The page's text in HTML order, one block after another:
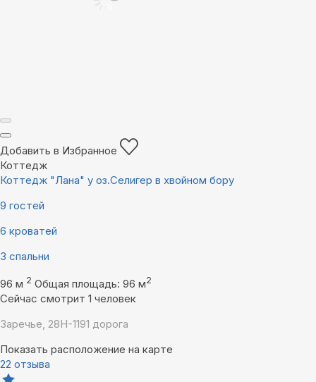
Добавить в Избранное
Коттедж
Коттедж "Лана" у оз.Селигер в хвойном бору
9 гостей
6 кроватей
3 спальни
96 м 2 Общая площадь: 96 м2
Сейчас смотрит 1 человек
Заречье, 28Н-1191 дорога
Показать расположение на карте
22 отзыва